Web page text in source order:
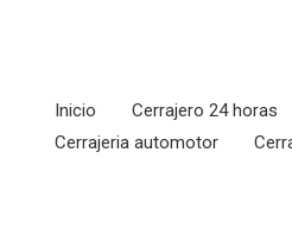
Inicio
Cerrajero 24 horas
Cerrajeria automotor